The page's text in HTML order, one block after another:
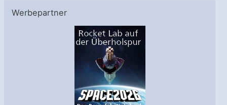
Werbepartner